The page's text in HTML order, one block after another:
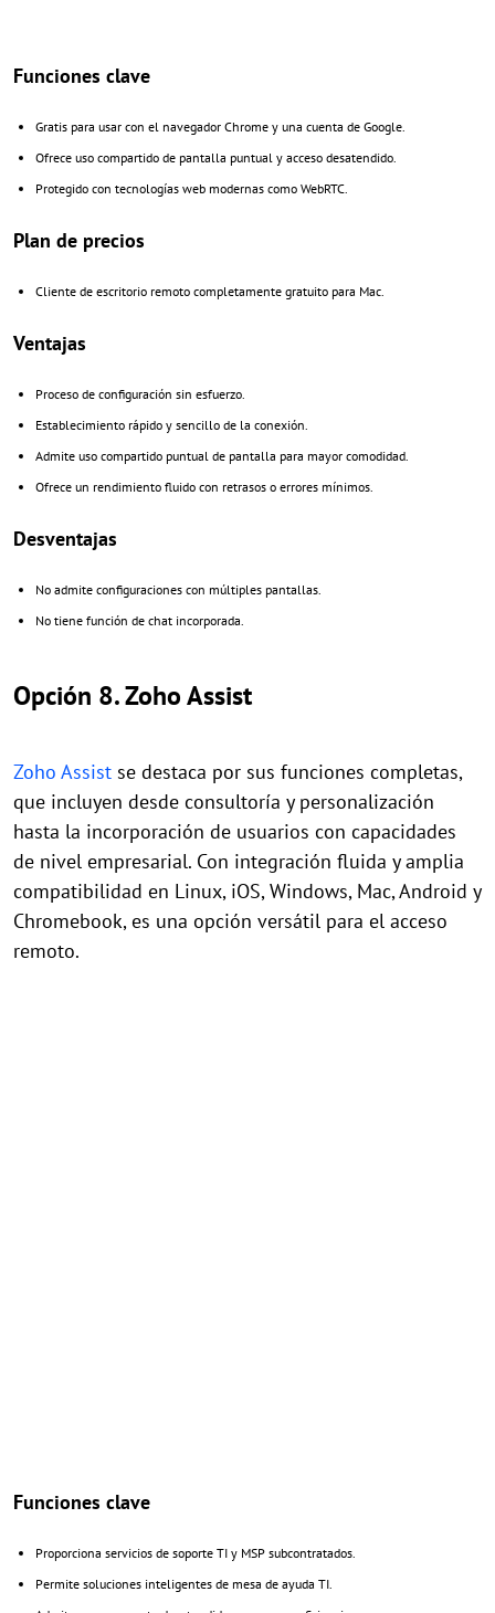
Funciones clave
Gratis para usar con el navegador Chrome y una cuenta de Google.
Ofrece uso compartido de pantalla puntual y acceso desatendido.
Protegido con tecnologías web modernas como WebRTC.
Plan de precios
Cliente de escritorio remoto completamente gratuito para Mac.
Ventajas
Proceso de configuración sin esfuerzo.
Establecimiento rápido y sencillo de la conexión.
Admite uso compartido puntual de pantalla para mayor comodidad.
Ofrece un rendimiento fluido con retrasos o errores mínimos.
Desventajas
No admite configuraciones con múltiples pantallas.
No tiene función de chat incorporada.
Opción 8. Zoho Assist
Zoho Assist se destaca por sus funciones completas,
que incluyen desde consultoría y personalización
hasta la incorporación de usuarios con capacidades
de nivel empresarial. Con integración fluida y amplia
compatibilidad en Linux, iOS, Windows, Mac, Android y
Chromebook, es una opción versátil para el acceso
remoto.
Funciones clave
Proporciona servicios de soporte TI y MSP subcontratados.
Permite soluciones inteligentes de mesa de ayuda TI.